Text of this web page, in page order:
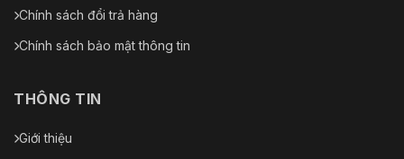
Kích
Ø208mm × 344,8mm
Điều kiện
Chính sách đổi trả hàng
Chính sách bảo mật thông tin
THÔNG TIN
Giới thiệu